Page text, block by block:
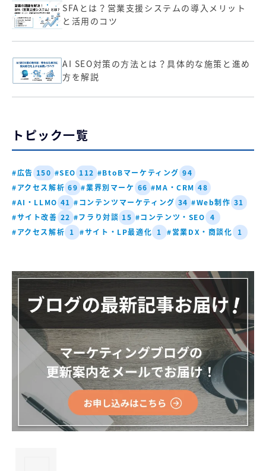
SFAとは？営業支援システムの導入メリット
と活用のコツ
AI SEO対策の方法とは？具体的な施策と進め
方を解説
トピック一覧
#広告 150 #SEO 112 #BtoBマーケティング 94
#アクセス解析 69 #業界別マーケ 66 #MA・CRM 48
#AI・LLMO 41 #コンテンツマーケティング 34 #Web制作 31
#サイト改善 22 #フラり対談 15 #コンテンツ・SEO 4
#アクセス解析 1 #サイト・LP最適化 1 #営業DX・商談化 1
×